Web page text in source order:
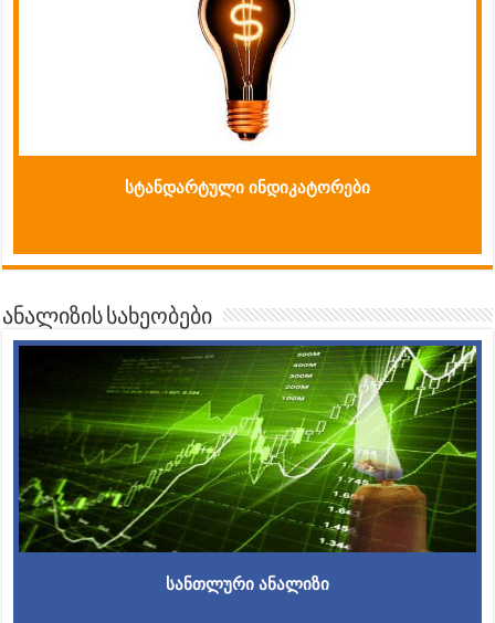
სტანდარტული ინდიკატორები
ანალიზის სახეობები
სანთლური ანალიზი